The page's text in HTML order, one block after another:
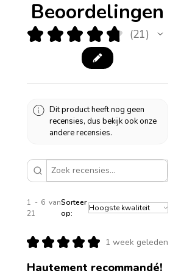
Beoordelingen
★ ★ ★ ★ ★ 21
21
Dit product heeft nog geen
recensies, dus bekijk ook onze
andere recensies.
1 - 6 van
21
Sorteer
op:
★ ★ ★ ★ ★ 1 week geleden
Hautement recommandé!